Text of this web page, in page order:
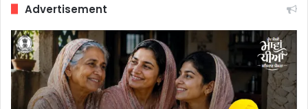
Advertisement